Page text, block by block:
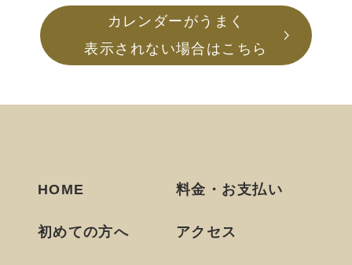
カレンダーがうまく
表示されない場合はこちら
HOME
初めての方へ
料金・お支払い
アクセス